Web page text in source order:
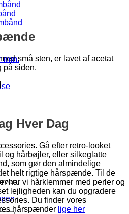
mm.små sten, er lavet af acetat
på siden.
Hver Dag
Gå efter retro-looket
og hårbøjler, eller silkeglatte
som gør den almindelige
helt rigtige hårspænde. Til de
har vi hårklemmer med perler og
lejligheden kan du opgradere
Du finder vores
hårspænder lige her